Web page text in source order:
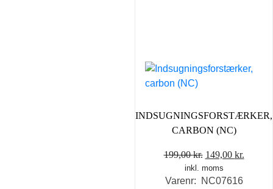
INDSUGNINGSFORSTÆRKER,
CARBON (NC)
199,00kr. Den
oprindelige
pris
149,00 kr.
inkl. moms
Varenr: NC07616